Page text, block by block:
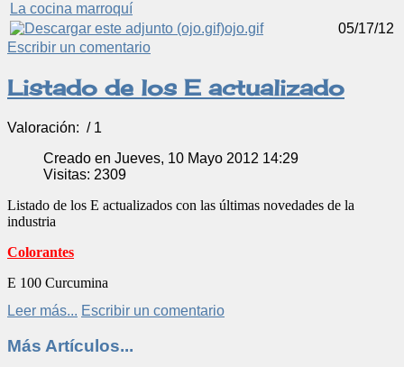
La cocina marroquí
ojo.gif
05/17/12
Escribir un comentario
Listado de los E actualizado
Valoración: / 1
Creado en Jueves, 10 Mayo 2012 14:29
Visitas: 2309
Listado de los E actualizados con las últimas novedades de la
industria
Colorantes
E 100 Curcumina
Leer más... Escribir un comentario
Más Artículos...